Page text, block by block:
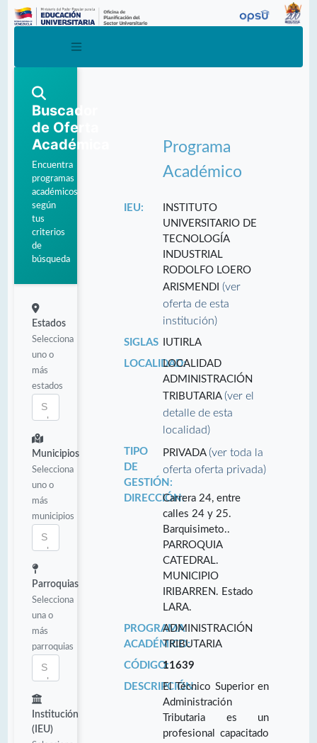
Buscador
de Oferta
Académica
Encuentra
programas
académicos
según
tus
criterios
de
búsqueda
Estados
Selecciona
uno o
más
estados
Municipios
Selecciona
uno o
más
municipios
Parroquias
Selecciona
una o
más
parroquias
Institución
(IEU)
Programa
Académico
IEU:
INSTITUTO
UNIVERSITARIO DE
TECNOLOGÍA
INDUSTRIAL
RODOLFO LOERO
ARISMENDI(ver
oferta de esta
institución)
SIGLAS
IUTIRLA
LOCALIDAD:LOCALIDAD
ADMINISTRACIÓN
TRIBUTARIA(ver el
detalle de esta
localidad)
TIPO
DE
GESTIÓN:
PRIVADA(ver toda la
oferta oferta privada)
DIRECCIÓN:Carrera 24, entre
calles 24 y 25.
Barquisimeto..
PARROQUIA
CATEDRAL.
MUNICIPIO
IRIBARREN. Estado
LARA.
PROGRAMA
ACADÉMICO:
ADMINISTRACIÓN
TRIBUTARIA
CÓDIGO:11639
DESCRIPCIÓN:El Técnico Superior en
Administración
Tributaria es un
profesional capacitado